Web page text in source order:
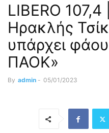
LIBERO
Ηρακλής
υπάρχει
ΠΑΟΚ»
By admin - 05/01/2023